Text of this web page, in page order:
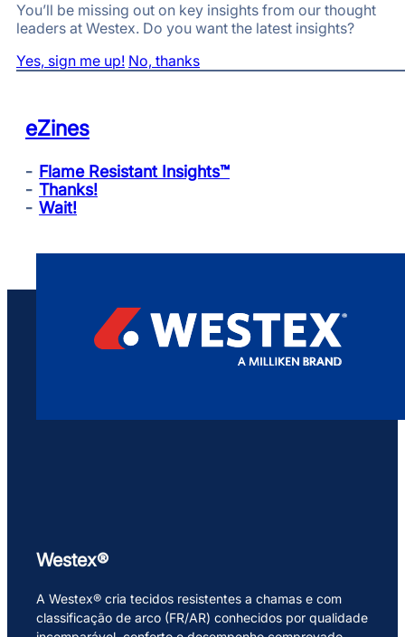
You’ll be missing out on key insights from our thought
leaders at Westex. Do you want the latest insights?
Yes, sign me up! No, thanks
eZines
Flame Resistant Insights™
Thanks!
Wait!
Westex®
A Westex® cria tecidos resistentes a chamas e com
classificação de arco (FR/AR) conhecidos por qualidade